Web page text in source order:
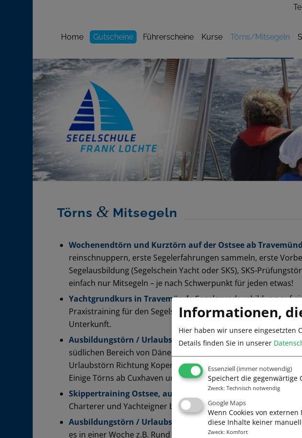
Home Gutscheine Führerscheine Kurse Törns/Mitsegeln
Törns & Mitsegeln
Wochenendtörn und Kurztörn auf der Ostsee ab
reinschnuppern, erste Segelerfahrungen sammeln, erste
Segelausbildung (Segelschein Yacht oder SKS), SKS-
einfach nur Mitsegeln – je nach Schwerpunkt für jeden etwas!
Yachtgrundkurs in TravemündeSegelgrundausbildung auf
Praxistraining für den Segelscheine Yacht oder den SKS vor
Unterkunft.
Ausbildungstörn / Urlaubstörn auf der Ostsee und Nordsee
südlichen Bereich von Dänemark, Segel-Praxistraining für den
Urlaubstörn Richtung Kopenhagen und Bornholm.
Einige Törns ab Cuxhaven und ab Travemünde nach Cuxhaven,
Skippertraining Ostsee, auch mit SSS-PraxisEine Woche
Charterer und Yachteigner bzw. Ausbildung für den
Ausbildungstörn / Urlaubstörns MallorcaAb Pto. Pollensa,
es in einer Woche z.B. Rund Menorca, Rund Mallorca oder
Informationen,
Hier haben wir unsere eingesetzten
Details finden Sie in unserer
Essenziell(immer notwendig)
Speichert die gegenwärtige
Zweck: Technisch notwendig
Google Maps
Wenn Cookies von
diese Inhalte keiner
Zweck: Komfort